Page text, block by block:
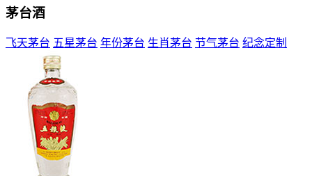
茅台酒
飞天茅台 五星茅台 年份茅台 生肖茅台 节气茅台 纪念定制